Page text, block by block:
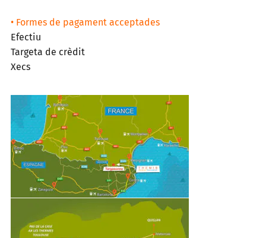
• Formes de pagament acceptades
Efectiu
Targeta de crèdit
Xecs